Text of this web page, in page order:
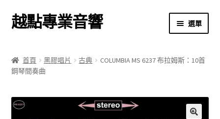
跳
至
覽
列
跳
至
要
內
越點專業音響 選單
商店
關於我們
首頁 黑膠唱片 古典
COLUMBIA MS 6237 布拉姆斯：10首
鋼琴間奏曲